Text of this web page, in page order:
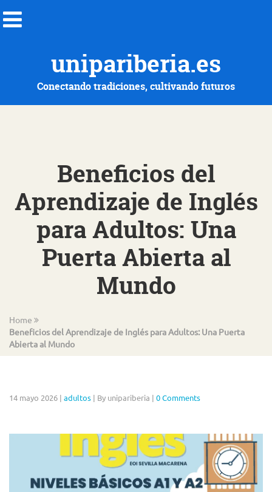
unipariberia.es
Conectando tradiciones, cultivando futuros
Beneficios del
Aprendizaje de Inglés
para Adultos: Una
Puerta Abierta al
Mundo
Home
Beneficios del Aprendizaje de Inglés para Adultos: Una Puerta
Abierta al Mundo
14 mayo 2026 | adultos | By unipariberia | 0 Comments